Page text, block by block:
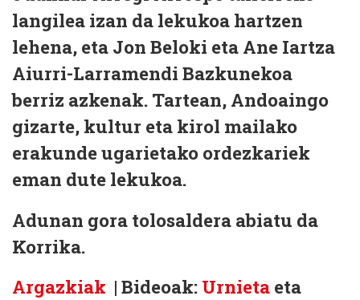
langilea izan da lekukoa hartzen
lehena, eta Jon Beloki eta Ane Iartza
Aiurri-Larramendi Bazkunekoa
berriz azkenak. Tartean, Andoaingo
gizarte, kultur eta kirol mailako
erakunde ugarietako ordezkariek
eman dute lekukoa.
Adunan gora tolosaldera abiatu da
Korrika.
Argazkiak | Bideoak: Urnieta eta